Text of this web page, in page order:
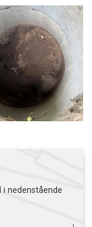
i nedenstående